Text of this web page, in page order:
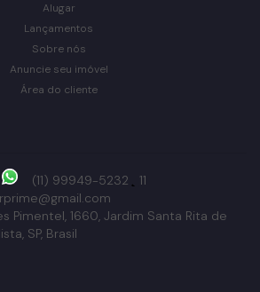
Alugar
Lançamentos
Sobre nós
Anuncie seu imóvel
Área do cliente
(11) 99949-5232
11
Pimentel, 1660, Jardim Santa Rita de
, SP, Brasil